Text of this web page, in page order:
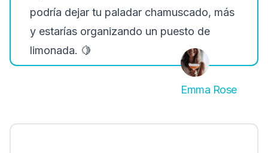
podría dejar tu paladar chamuscado, más
y estarías organizando un puesto de
limonada. 🍋
Emma Rose